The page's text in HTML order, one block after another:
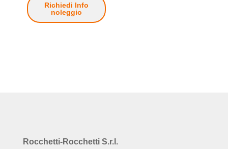
Richiedi Info
noleggio
Rocchetti-Rocchetti S.r.l.